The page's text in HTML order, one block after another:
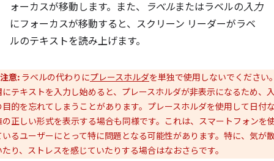
ォーカスが移動します。また、
ラベルまたはラベルの入力
にフォーカスが移動すると、スクリーン リーダーがラベ
ルのテキストを読み上げます。
注意: ラベルの代わりにプレースホルダを単独で使用しないでください
にテキストを入力し始めると、プレースホルダが非表示になるため、
目的を忘れてしまうことがあります。プレースホルダを使用して日付
の正しい形式を表示する場合も同様です。これは、スマートフォンを
いるユーザーにとって特に問題となる可能性があります。特に、気が
り、ストレスを感じていたりする場合はなおさらです。